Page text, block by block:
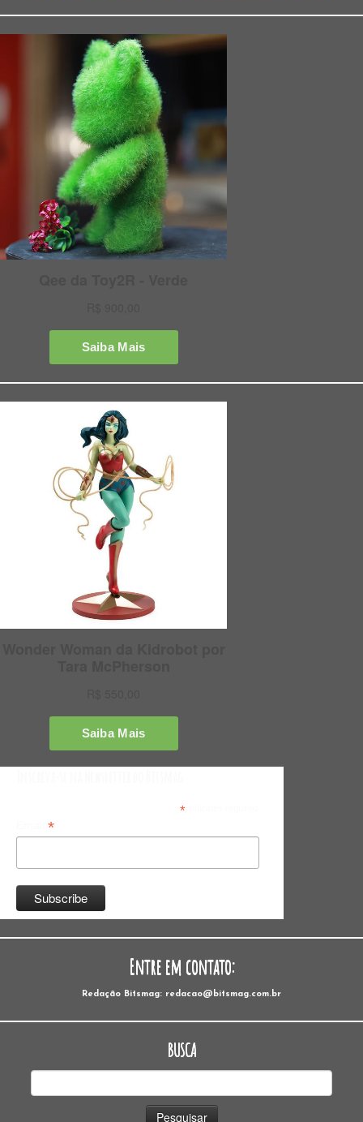
*indicates required
*
Entre em contato:
Redação Bitsmag: redacao@bitsmag.com.br
BUSCA